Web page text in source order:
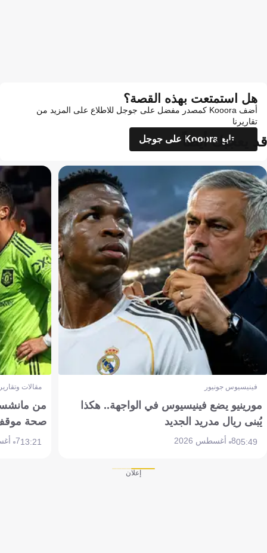
هل استمتعت بهذه القصة؟
أضف Kooora كمصدر مفضل على جوجل للاطلاع على المزيد من
تقاريرنا
تابع Kooora على جوجل
قد يعجبك أيضاً
فينيسيوس جونيور
مورينيو يضع فينيسيوس في الواجهة.. هكذا
يُبنى ريال مدريد الجديد
05:498 أغسطس 2026
مقالات
من
صحة موقف
13:217 أغسطس 2026
إعلان